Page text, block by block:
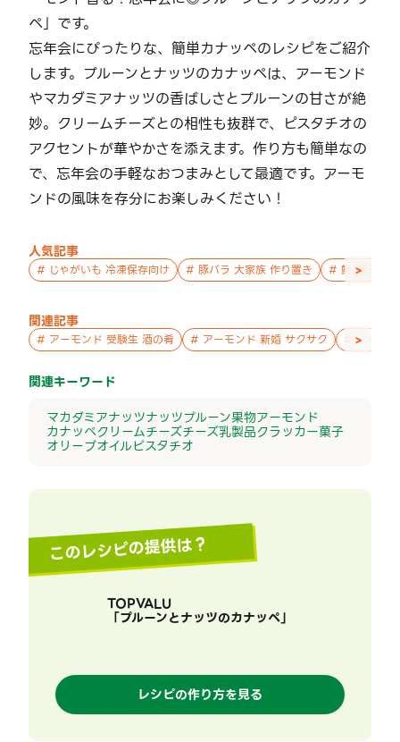
ペ」です。
忘年会にぴったりな、簡単カナッペのレシピをご紹介
します。プルーンとナッツのカナッペは、アーモンド
やマカダミアナッツの香ばしさとプルーンの甘さが絶
妙。クリームチーズとの相性も抜群で、ピスタチオの
アクセントが華やかさを添えます。作り方も簡単なの
で、忘年会の手軽なおつまみとして最適です。アーモ
ンドの風味を存分にお楽しみください！
人気記事
# じゃがいも 冷凍保存向け # 豚バラ 大家族 作り置き # 鮭 親子 作
>
関連記事
# アーモンド 受験生 酒の肴 # アーモンド 新婚 サクサク #アーモ
>
関連キーワード
マカダミアナッツナッツプルーン果物アーモンド
カナッペクリームチーズチーズ乳製品クラッカー菓子
オリーブオイルピスタチオ
このレシピの提供は？
TOPVALU
「プルーンとナッツのカナッペ」
レシピの作り方を見る